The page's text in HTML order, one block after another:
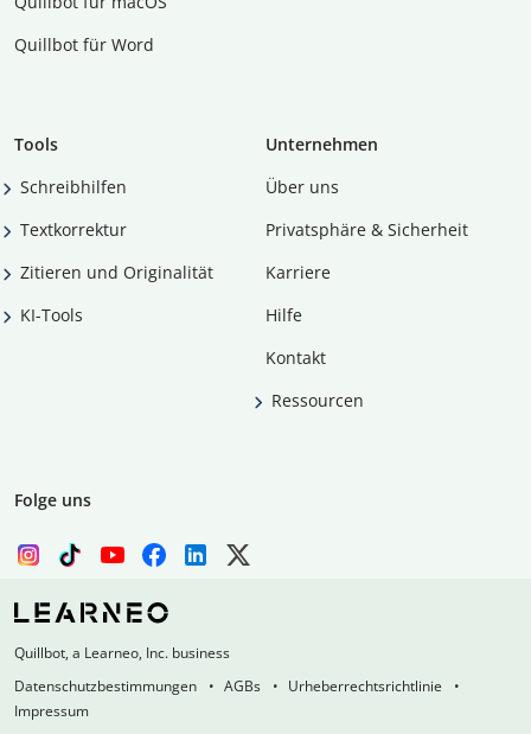
Quillbot für Word
Tools
Schreibhilfen
Textkorrektur
Zitieren und Originalität
KI-Tools
Unternehmen
Über uns
Privatsphäre & Sicherheit
Karriere
Hilfe
Kontakt
Ressourcen
Folge uns
Quillbot, a Learneo, Inc. business
Datenschutzbestimmungen
AGBs
Urheberrechtsrichtlinie
Impressum